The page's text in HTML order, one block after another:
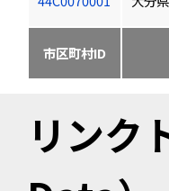
市区町村ID
リンク